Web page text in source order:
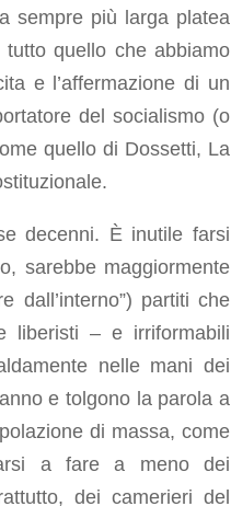
sempre più larga platea
quello che abbiamo
e l’affermazione di un
del socialismo (o
quello di Dossetti, La
decenni. È inutile farsi
sarebbe maggiormente
dall’interno”) partiti che
liberisti – e irriformabili
nelle mani dei
e tolgono la parola a
di massa, come
a fare a meno dei
dei camerieri del